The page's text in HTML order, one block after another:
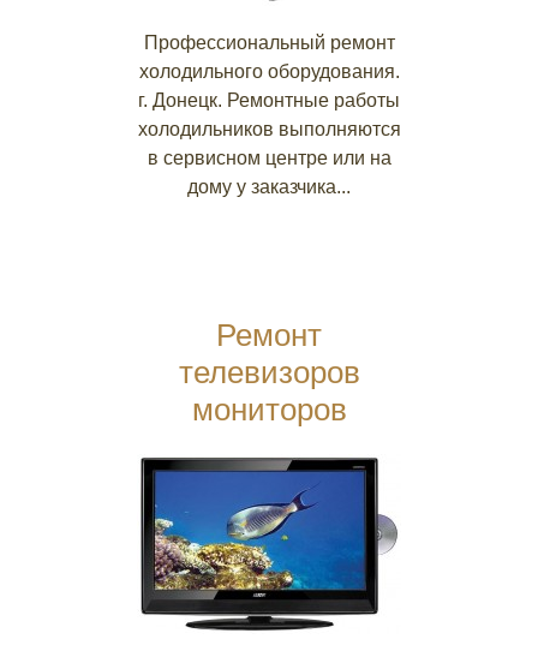
Профессиональный ремонт
холодильного оборудования.
г. Донецк. Ремонтные работы
холодильников выполняются
в сервисном центре или на
дому у заказчика...
Ремонт
телевизоров
мониторов